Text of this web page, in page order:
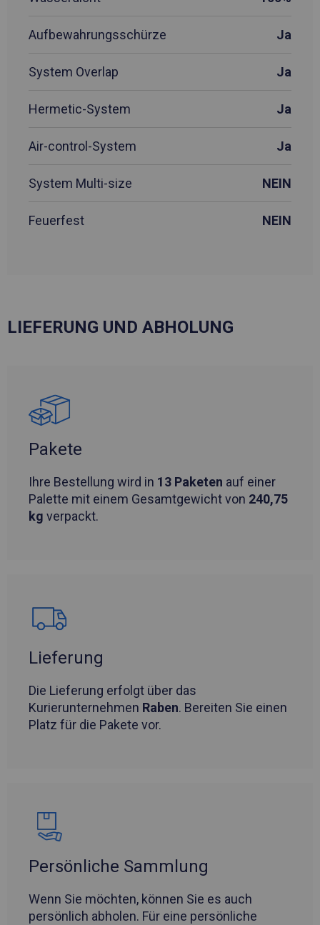
Aufbewahrungsschürze Ja
System Overlap Ja
Hermetic-System Ja
Air-control-System Ja
System Multi-size NEIN
Feuerfest NEIN
LIEFERUNG UND ABHOLUNG
Pakete
Ihre Bestellung wird in 13 Paketen auf einer
Palette mit einem Gesamtgewicht von 240,75
kg verpackt.
Lieferung
Die Lieferung erfolgt über das
Kurierunternehmen Raben. Bereiten Sie einen
Platz für die Pakete vor.
Persönliche Sammlung
Wenn Sie möchten, können Sie es auch
persönlich abholen. Für eine persönliche